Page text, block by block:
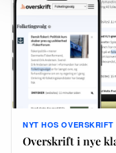
NYT HOS OVERSKRIFT
Overskrift i nye